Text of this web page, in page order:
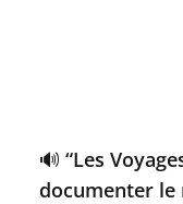
🔊 “Les
documenter le